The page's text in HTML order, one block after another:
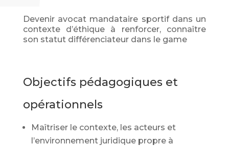
Devenir avocat mandataire sportif dans un
contexte d’éthique à renforcer, connaître
son statut différenciateur dans le game
Objectifs pédagogiques et
opérationnels
Maîtriser le contexte, les acteurs et
l’environnement juridique propre à